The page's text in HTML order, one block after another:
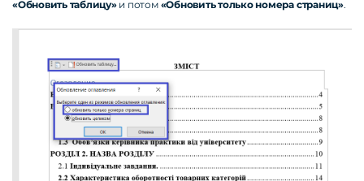
«Обновить таблицу»и потом «Обновить только номера страниц».